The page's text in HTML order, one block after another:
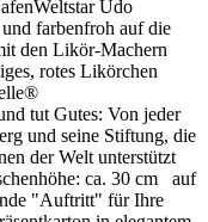
Udo
farbenfroh auf die
den Likör-Machern
rotes Likörchen
tut Gutes: Von jeder
und seine Stiftung, die
der Welt unterstützt
ca. 30 cm auf
"Auftritt" für Ihre